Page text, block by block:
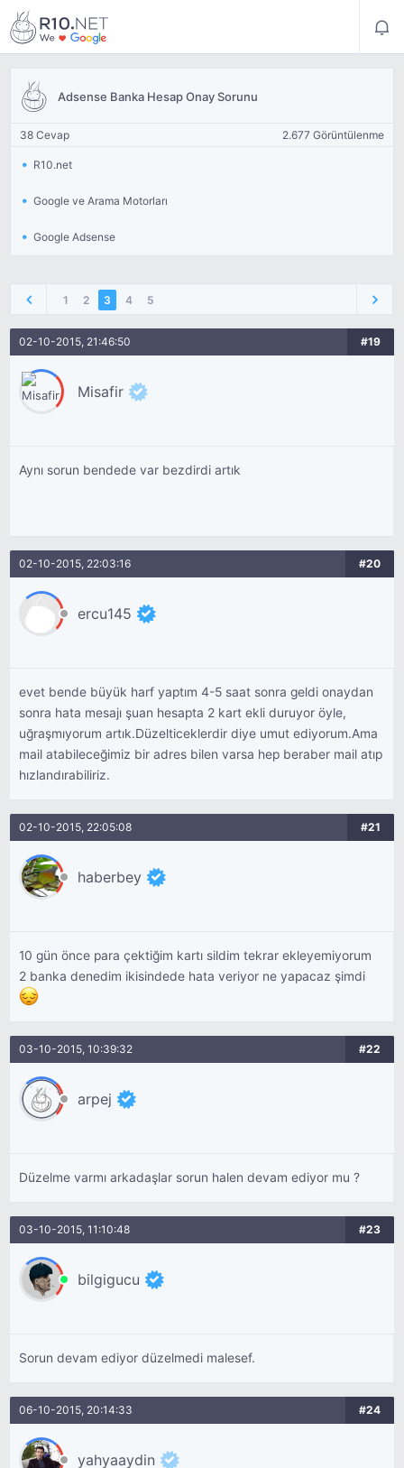
Adsense Banka Hesap Onay Sorunu
38 Cevap 2.677 Görüntülenme
R10.net
Google ve Arama Motorları
Google Adsense
1 2 3 4 5
02-10-2015, 21:46:50 #19
Misafir
Aynı sorun bendede var bezdirdi artık
02-10-2015, 22:03:16 #20
ercu145
evet bende büyük harf yaptım 4-5 saat sonra geldi onaydan
sonra hata mesajı şuan hesapta 2 kart ekli duruyor öyle,
uğraşmıyorum artık.Düzelticeklerdir diye umut ediyorum.Ama
mail atabileceğimiz bir adres bilen varsa hep beraber mail atıp
hızlandırabiliriz.
02-10-2015, 22:05:08 #21
haberbey
10 gün önce para çektiğim kartı sildim tekrar ekleyemiyorum
2 banka denedim ikisindede hata veriyor ne yapacaz şimdi
03-10-2015, 10:39:32 #22
arpej
Düzelme varmı arkadaşlar sorun halen devam ediyor mu ?
03-10-2015, 11:10:48 #23
bilgigucu
Sorun devam ediyor düzelmedi malesef.
06-10-2015, 20:14:33 #24
yahyaaydin